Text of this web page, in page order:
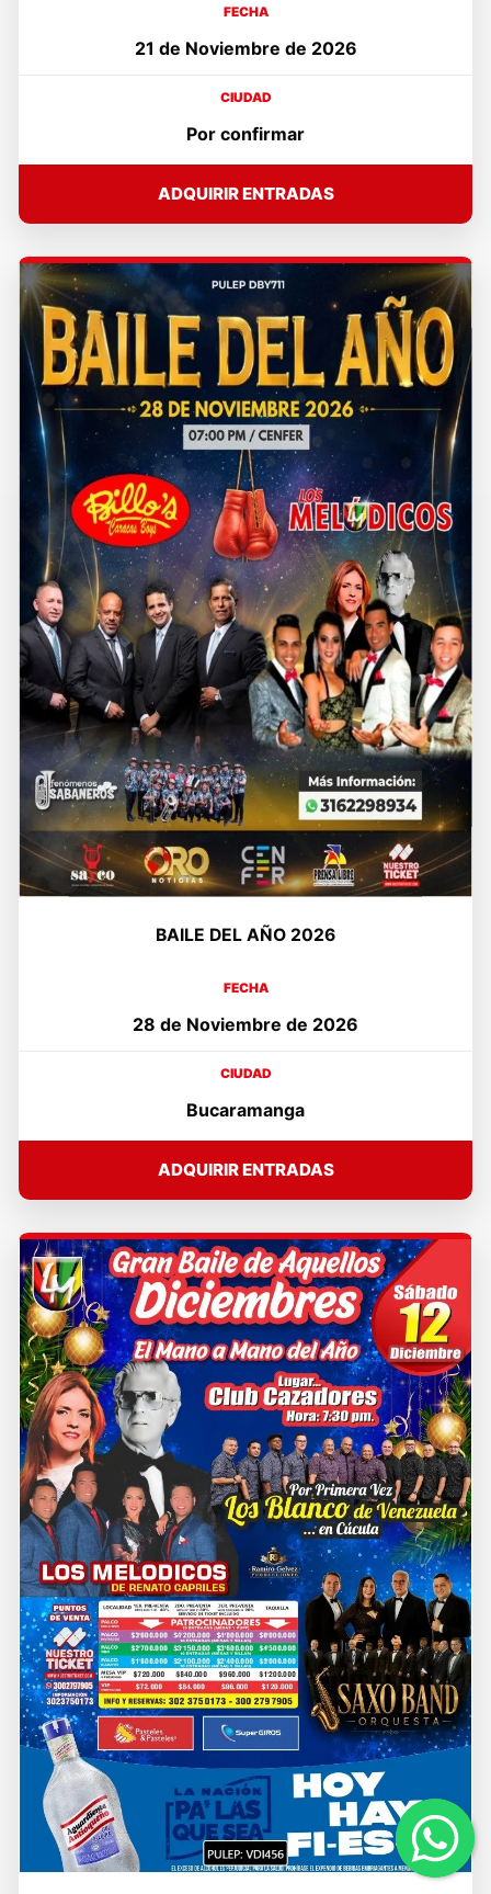
FECHA
21 de Noviembre de 2026
CIUDAD
Por confirmar
ADQUIRIR ENTRADAS
BAILE DEL AÑO 2026
FECHA
28 de Noviembre de 2026
CIUDAD
Bucaramanga
ADQUIRIR ENTRADAS